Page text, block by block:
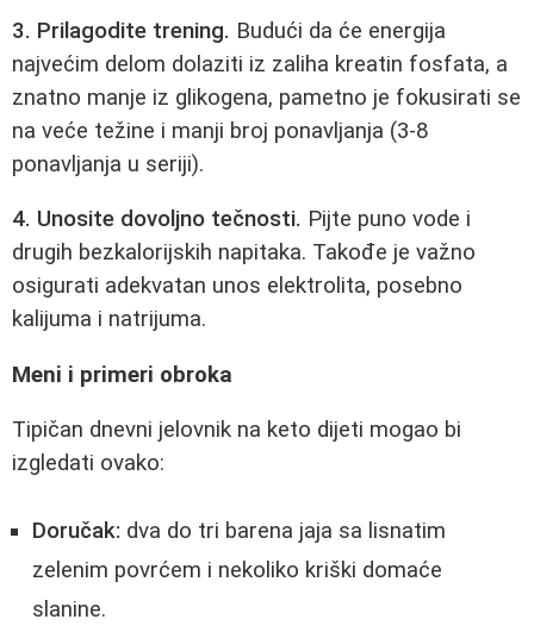
3. Prilagodite trening. Budući da će energija
najvećim delom dolaziti iz zaliha kreatin fosfata, a
znatno manje iz glikogena, pametno je fokusirati se
na veće težine i manji broj ponavljanja (3-8
ponavljanja u seriji).
4. Unosite dovoljno tečnosti. Pijte puno vode i
drugih bezkalorijskih napitaka. Takođe je važno
osigurati adekvatan unos elektrolita, posebno
kalijuma i natrijuma.
Meni i primeri obroka
Tipičan dnevni jelovnik na keto dijeti mogao bi
izgledati ovako:
Doručak: dva do tri barena jaja sa lisnatim
zelenim povrćem i nekoliko kriški domaće
slanine.